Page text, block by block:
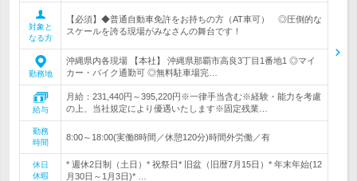
対象と
なる方
【必須】◆普通自動車免許をお持ちの方（AT車可） ◎圧倒的な
スケールを誇る現場がみなさんの舞台です！
勤務地
沖縄県内各現場 【本社】 沖縄県那覇市高良3丁目1番地1 ◎マイ
カー・バイク通勤可 ◎無料駐車場完…
給与
月給：231,440円～395,220円※一律手当含む※経験・能力を考慮
の上、当社規定により優遇いたします※固定残業…
勤務
時間
8:00～18:00(実働8時間／休憩120分)時間外労働／有
休日
休暇
* 週休2日制（土日）* 祝祭日* 旧盆（旧暦7月15日）* 年末年始(12
月30日～1月3日)* …